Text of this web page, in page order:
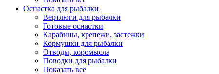
Оснастка для рыбалки
Вертлюги для рыбалки
Готовые оснастки
Карабины, крепежи, застежки
Кормушки для рыбалки
Отводы, коромысла
Поводки для рыбалки
Показать все